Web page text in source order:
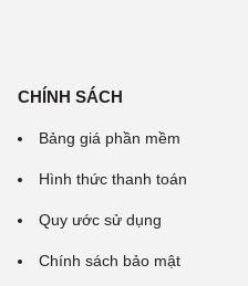
CHÍNH SÁCH
Bảng giá phần mềm
Hình thức thanh toán
Quy ước sử dụng
Chính sách bảo mật